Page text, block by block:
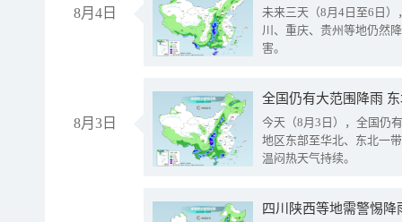
8月4日
未来三天（8月4日至6日
川、重庆、贵州等地仍然
害。
8月3日
全国仍有大范围降雨
今天（8月3日），全国仍
地区东部至华北、东北一
温闷热天气持续。